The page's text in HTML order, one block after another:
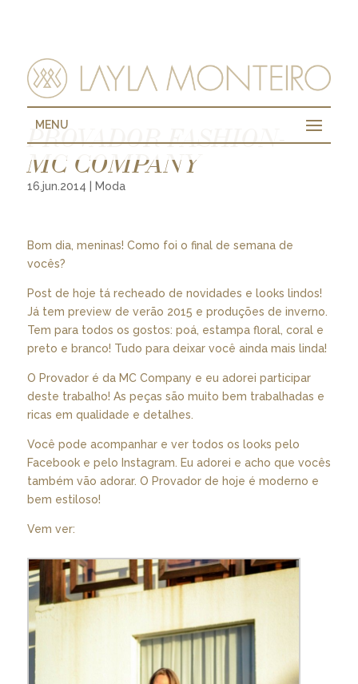
MENU
PROVADOR FASHION-
MC COMPANY
16.jun.2014 Moda
Bom dia, meninas! Como foi o final de semana de
vocês?
Post de hoje tá recheado de novidades e looks lindos!
Já tem preview de verão 2015 e produções de inverno.
Tem para todos os gostos: poá, estampa floral, coral e
preto e branco! Tudo para deixar você ainda mais linda!
O Provador é da MC Company e eu adorei participar
deste trabalho! As peças são muito bem trabalhadas e
ricas em qualidade e detalhes.
Você pode acompanhar e ver todos os looks pelo
Facebook e pelo Instagram. Eu adorei e acho que vocês
também vão adorar. O Provador de hoje é moderno e
bem estiloso!
Vem ver: